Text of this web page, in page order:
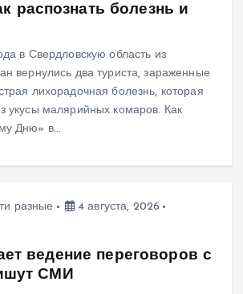
распознать болезнь и
в Свердловскую область из
вернулись два туриста, зараженные
лихорадочная болезнь, которая
укусы малярийных комаров. Как
Дню» в…
разные
4 августа, 2026
ведение переговоров с
СМИ